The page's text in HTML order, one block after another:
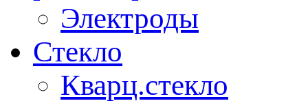
Электроды
Стекло
Кварц.стекло